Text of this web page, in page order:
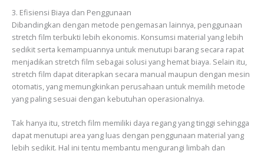
3. Efisiensi Biaya dan Penggunaan
Dibandingkan dengan metode pengemasan lainnya, penggunaan
stretch film terbukti lebih ekonomis. Konsumsi material yang lebih
sedikit serta kemampuannya untuk menutupi barang secara rapat
menjadikan stretch film sebagai solusi yang hemat biaya. Selain itu,
stretch film dapat diterapkan secara manual maupun dengan mesin
otomatis, yang memungkinkan perusahaan untuk memilih metode
yang paling sesuai dengan kebutuhan operasionalnya.
Tak hanya itu, stretch film memiliki daya regang yang tinggi sehingga
dapat menutupi area yang luas dengan penggunaan material yang
lebih sedikit. Hal ini tentu membantu mengurangi limbah dan